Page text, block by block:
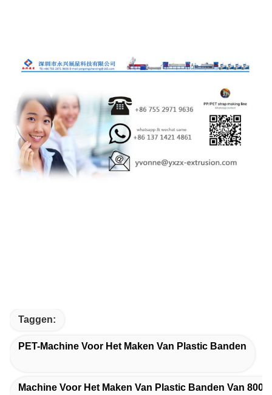
Taggen:
PET-Machine Voor Het Maken Van Plastic Banden
Machine Voor Het Maken Van Plastic Banden Van 800